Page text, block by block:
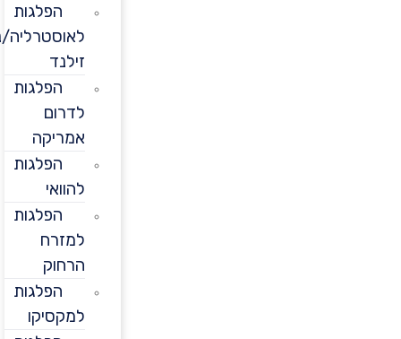
הפלגות
לאוסטרליה/ניו
הפלגות
לדרום
אמריקה
הפלגות
הפלגות
למזרח
הרחוק
הפלגות
למקסיקו